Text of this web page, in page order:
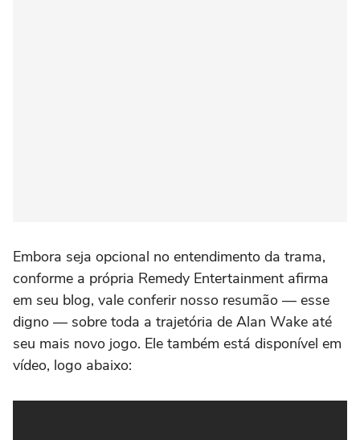
Embora seja opcional no entendimento da trama,
conforme a própria Remedy Entertainment afirma
em seu blog, vale conferir nosso resumão — esse
digno — sobre toda a trajetória de Alan Wake até
seu mais novo jogo. Ele também está disponível em
vídeo, logo abaixo: